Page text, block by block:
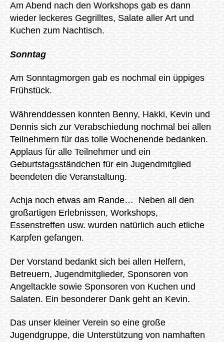
Am Abend nach den Workshops gab es dann
wieder leckeres Gegrilltes, Salate aller Art und
Kuchen zum Nachtisch.
Sonntag
Am Sonntagmorgen gab es nochmal ein üppiges
Frühstück.
Währenddessen konnten Benny, Hakki, Kevin und
Dennis sich zur Verabschiedung nochmal bei allen
Teilnehmern für das tolle Wochenende bedanken.
Applaus für alle Teilnehmer und ein
Geburtstagsständchen für ein Jugendmitglied
beendeten die Veranstaltung.
Achja noch etwas am Rande… Neben all den
großartigen Erlebnissen, Workshops,
Essenstreffen usw. wurden natürlich auch etliche
Karpfen gefangen.
Der Vorstand bedankt sich bei allen Helfern,
Betreuern, Jugendmitglieder, Sponsoren von
Angeltackle sowie Sponsoren von Kuchen und
Salaten. Ein besonderer Dank geht an Kevin.
Das unser kleiner Verein so eine große
Jugendgruppe, die Unterstützung von namhaften